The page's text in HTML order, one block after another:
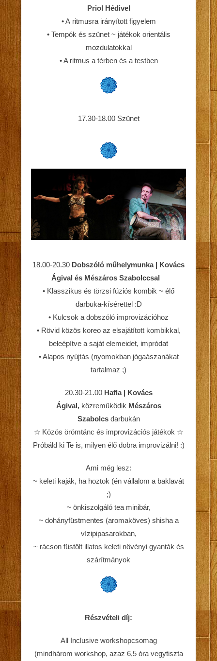
Priol Hédivel
• A ritmusra irányított figyelem
• Tempók és szünet ~ játékok orientális
mozdulatokkal
• A ritmus a térben és a testben
17.30-18.00 Szünet
18.00-20.30 Dobszóló műhelymunka | Kovács
Ágival és Mészáros Szabolccsal
• Klasszikus és törzsi fúziós kombik ~ élő
darbuka-kísérettel :D
• Kulcsok a dobszóló improvizációhoz
• Rövid közös koreo az elsajátított kombikkal,
beleépítve a saját elemeidet, impródat
• Alapos nyújtás (nyomokban jógaászanákat
tartalmaz ;)
20.30-21.00 Hafla | Kovács
Ágival, közreműködik Mészáros
Szabolcsdarbukán
☆ Közös örömtánc és improvizációs játékok ☆
Próbáld ki Te is, milyen élő dobra improvizálni! :)
Ami még lesz:
~ keleti kaják, ha hoztok (én vállalom a baklavát
;)
~ önkiszolgáló tea minibár,
~ dohányfüstmentes (aromaköves) shisha a
vízipipasarokban,
~ rácson füstölt illatos keleti növényi gyanták és
szárítmányok
Részvételi díj:
All Inclusive workshopcsomag
(mindhárom workshop, azaz 6,5 óra vegytiszta